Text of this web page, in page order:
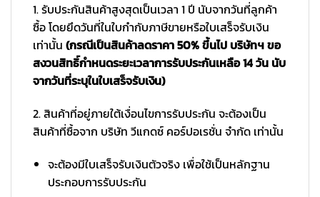
1. รับประกันสินค้าสูงสุดเป็นเวลา 1 ปี นับจากวันที่ลูกค้า
ซื้อ โดยยึดวันที่ในใบกำกับภาษีขายหรือใบเสร็จรับเงิน
เท่านั้น (กรณีเป็นสินค้าลดราคา 50% ขึ้นไป บริษัทฯ ขอ
สงวนสิทธิ์กำหนดระยะเวลาการรับประกันเหลือ 14 วัน นับ
จากวันที่ระบุในใบเสร็จรับเงิน)
2. สินค้าที่อยู่ภายใต้เงื่อนไขการรับประกัน จะต้องเป็น
สินค้าที่ซื้อจาก บริษัท วีแกดซ์ คอร์ปอเรชั่น จำกัด เท่านั้น
จะต้องมีใบเสร็จรับเงินตัวจริง เพื่อใช้เป็นหลักฐาน
ประกอบการรับประกัน